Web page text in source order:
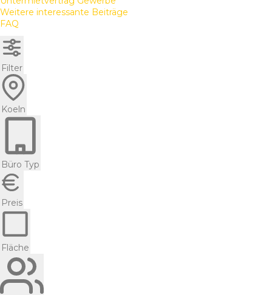
Weitere interessante Beiträge
FAQ
Filter
Koeln
Büro Typ
Preis
Fläche